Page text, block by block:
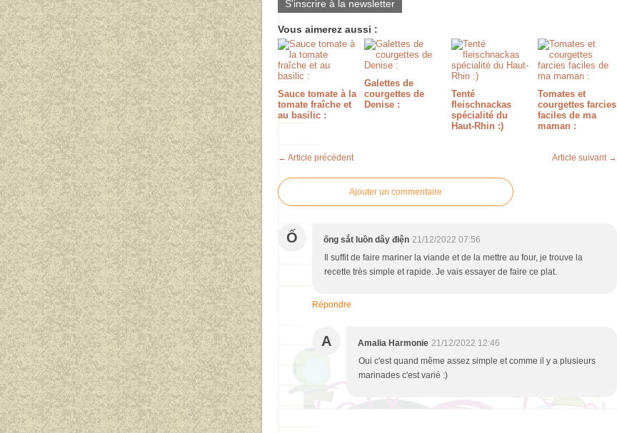
S'inscrire à la newsletter
Vous aimerez aussi :
Sauce tomate à la
tomate fraîche et
au basilic :
Galettes de
courgettes de
Denise :
Tenté
fleischnackas
spécialité du
Haut-Rhin :)
Tomates et
courgettes farcies
faciles de ma
maman :
← Article précédent Article suivant →
Ajouter un commentaire
Ố ống sắt luồn dây điện 21/12/2022 07:56
Il suffit de faire mariner la viande et de la mettre au four, je trouve la
recette très simple et rapide. Je vais essayer de faire ce plat.
Répondre
A Amalia Harmonie 21/12/2022 12:46
Oui c'est quand même assez simple et comme il y a plusieurs
marinades c'est varié :)